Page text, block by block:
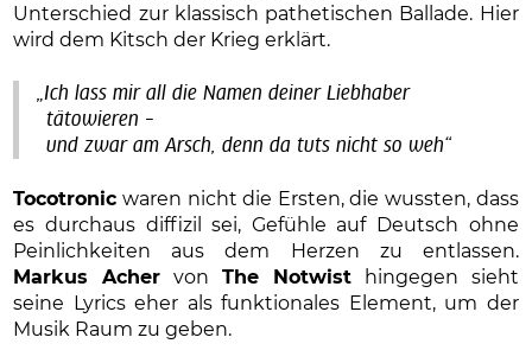
Unterschied zur klassisch pathetischen Ballade. Hier
wird dem Kitsch der Krieg erklärt.
„Ich lass mir all die Namen deiner Liebhaber
tätowieren –
und zwar am Arsch, denn da tuts nicht so weh“
Tocotronic waren nicht die Ersten, die wussten, dass
es durchaus diffizil sei, Gefühle auf Deutsch ohne
Peinlichkeiten aus dem Herzen zu entlassen.
Markus Acher von The Notwisthingegen sieht
seine Lyrics eher als funktionales Element, um der
Musik Raum zu geben.